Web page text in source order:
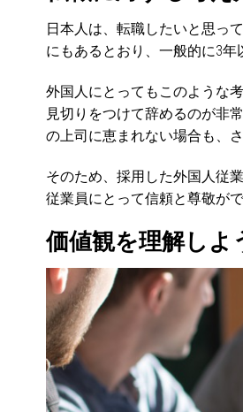
日本人は、転職したいと思っ
にもあるとおり、一般的に3年
外国人にとってもこのような
見切りをつけて辞めるのが非
の上司に恵まれない場合も、
そのため、採用した外国人従
従業員にとって信頼と尊敬が
価値観を理解しよ